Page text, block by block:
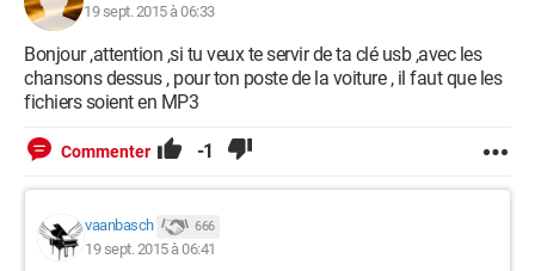
19 sept. 2015 à 06:33
Bonjour ,attention ,si tu veux te servir de ta clé usb ,avec les
chansons dessus , pour ton poste de la voiture , il faut que les
fichiers soient en MP3
Commenter -1
vaanbasch 666
19 sept. 2015 à 06:41